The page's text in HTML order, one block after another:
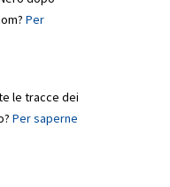
Per
le tracce dei
Per saperne